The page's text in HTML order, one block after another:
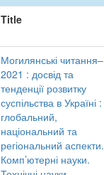
Title
Могилянські читання–
2021 : досвід та
тенденції розвитку
суспільства в Україні :
глобальний,
національний та
регіональний аспекти.
Комп’ютерні науки.